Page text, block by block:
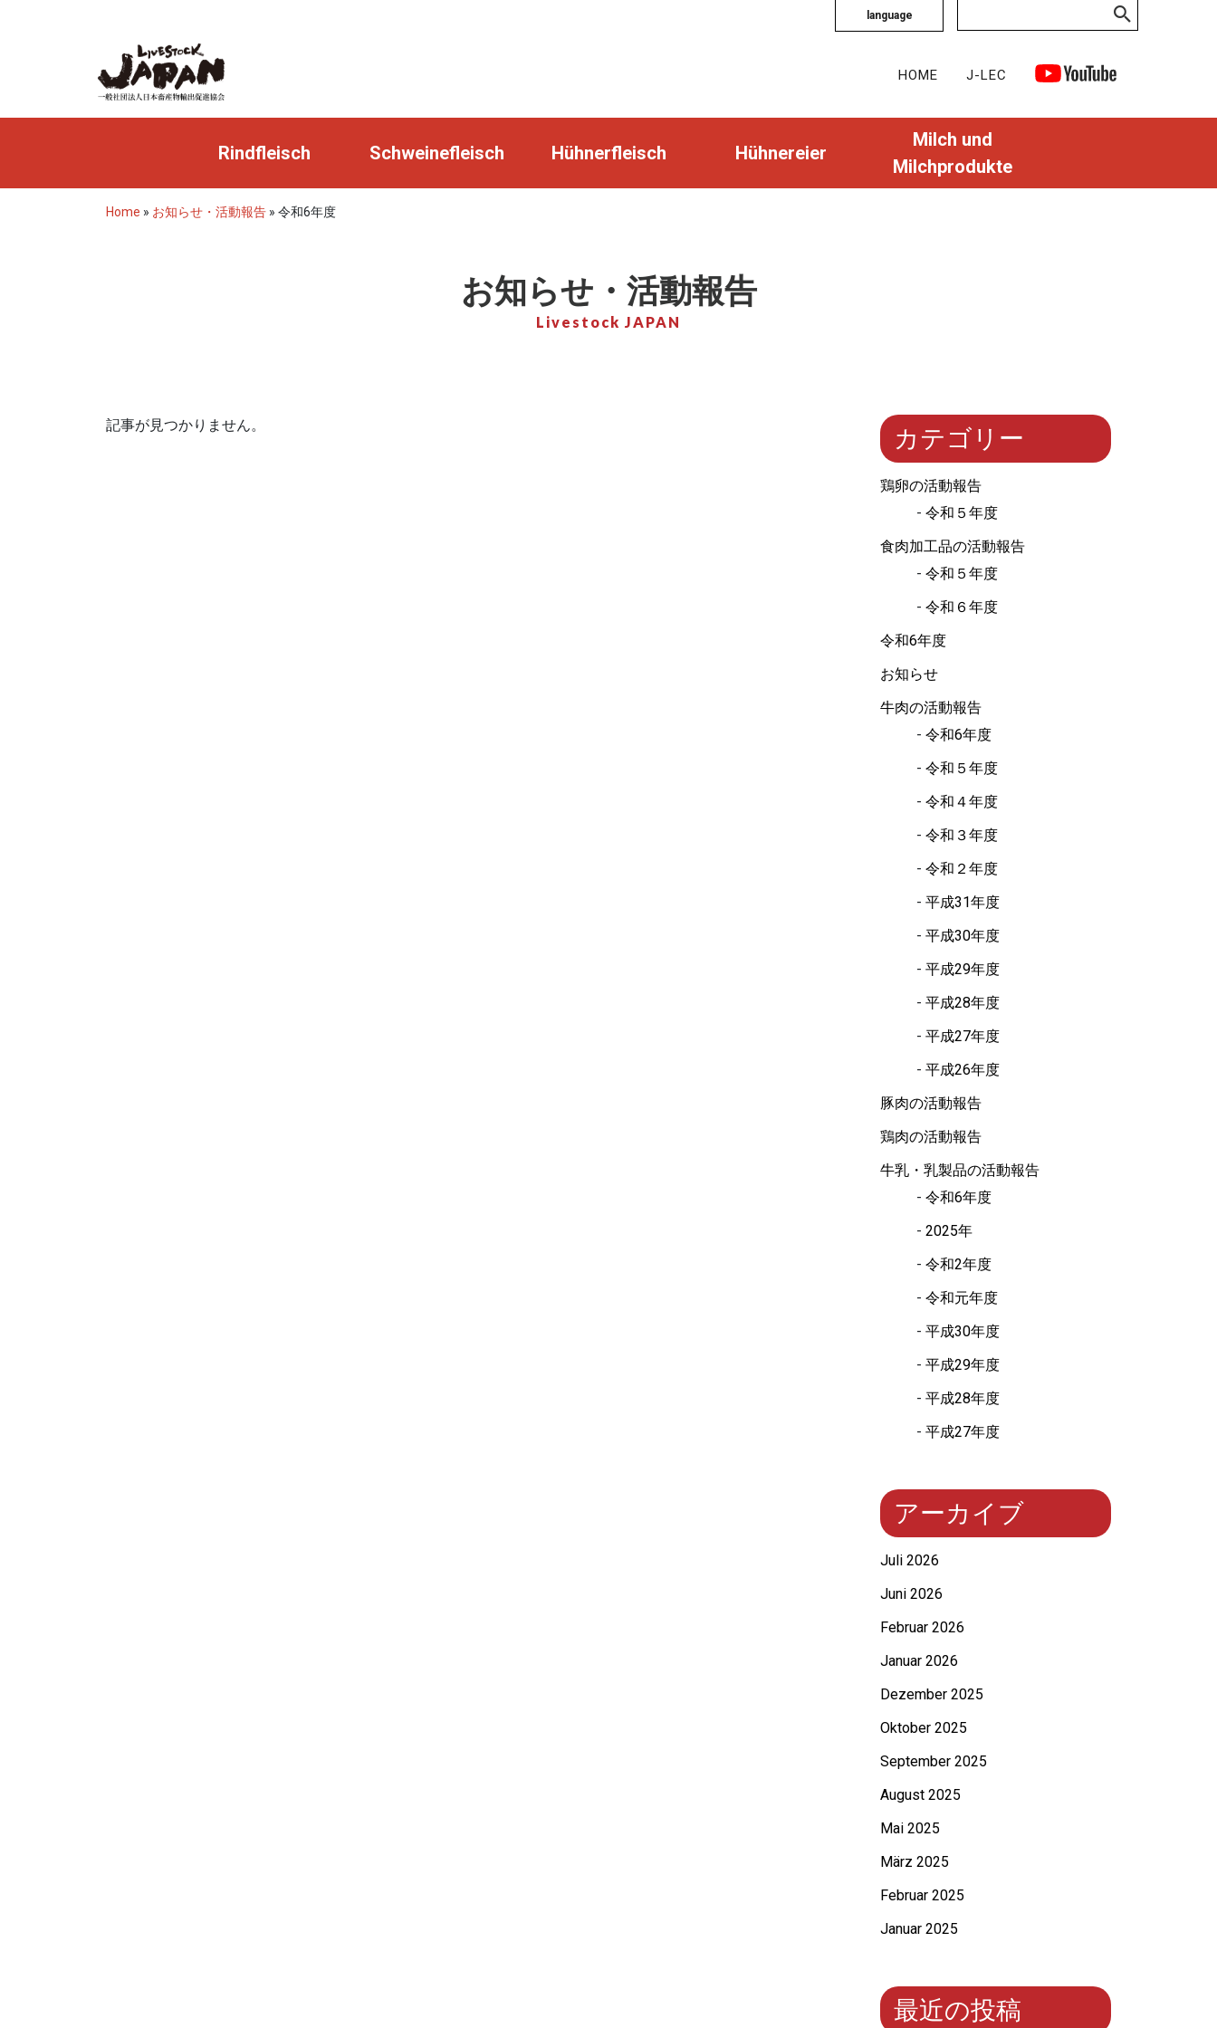
language
HOME J-LEC
Rindfleisch Schweinefleisch Hühnerfleisch Hühnereier
Milch und
Milchprodukte
Home » お知らせ・活動報告 » 令和6年度
お知らせ・活動報告
Livestock JAPAN
記事が見つかりません。 カテゴリー
鶏卵の活動報告
令和５年度
食肉加工品の活動報告
令和５年度
令和６年度
令和6年度
お知らせ
牛肉の活動報告
令和6年度
令和５年度
令和４年度
令和３年度
令和２年度
平成31年度
平成30年度
平成29年度
平成28年度
平成27年度
平成26年度
豚肉の活動報告
鶏肉の活動報告
牛乳・乳製品の活動報告
令和6年度
2025年
令和2年度
令和元年度
平成30年度
平成29年度
平成28年度
平成27年度
アーカイブ
Juli 2026
Juni 2026
Februar 2026
Januar 2026
Dezember 2025
Oktober 2025
September 2025
August 2025
Mai 2025
März 2025
Februar 2025
Januar 2025
最近の投稿